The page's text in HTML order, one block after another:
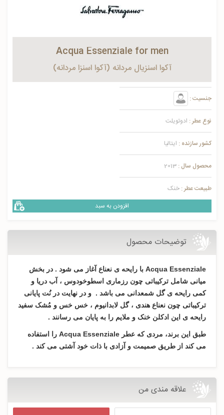
Acqua Essenziale for men
آکوا اسنزیال مردانه (آکوا اسنزا مردانه)
جنسیت :
نوع عطر : ادوتویلت
کشور سازنده : ایتالیا
محصول سال : 2013
طبیعت عطر : خنک
افزودن به سبد
توضیحات محصول
Acqua Essenziale با رایحه ی نعناع آغاز می شود . در بخش
میانی شامل ترکیباتی چون رزماری اسطوخودوس ، آب دریا و
کمی رایحه ی گل شمعدانی می باشد . و در نهایت در نُت پایانی
ترکیباتی چون نعناع هندی ، گل لابدانیوم ، خس خس و مُشک سفید
رایحه ی این ادکلن خنک و ملایم را به پایان می رسانند .
طبق این برند، مردی که عطر Acqua Essenziale را استفاده
می کند از طریق صمیمت و آزادی با ذات خود آشتی می کند .
علاقه مندی من